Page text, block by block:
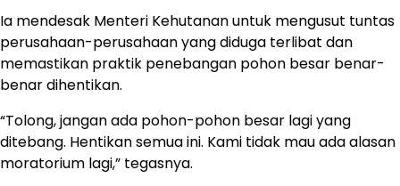
Ia mendesak Menteri Kehutanan untuk mengusut tuntas
perusahaan-perusahaan yang diduga terlibat dan
memastikan praktik penebangan pohon besar benar-
benar dihentikan.
“Tolong, jangan ada pohon-pohon besar lagi yang
ditebang. Hentikan semua ini. Kami tidak mau ada alasan
moratorium lagi,” tegasnya.